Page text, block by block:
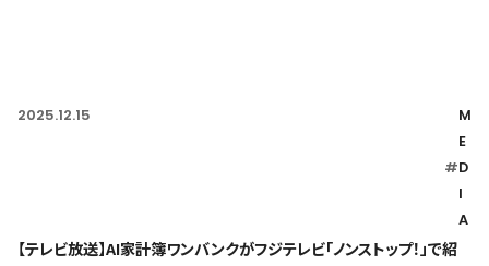
2025.12.15
#
M
E
D
I
A
【テレビ放送】AI家計簿ワンバンクがフジテレビ「ノンストップ！」で紹